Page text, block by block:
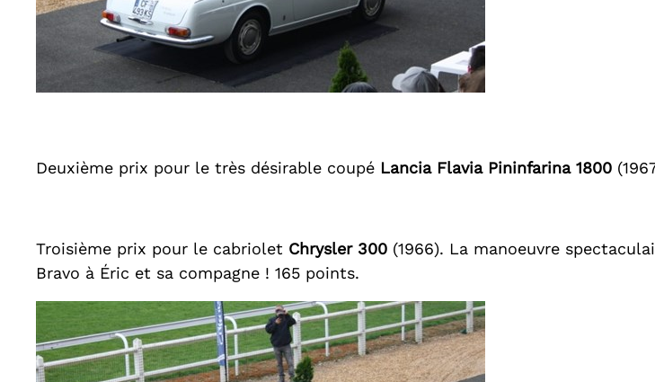
Deuxième prix pour le très désirable coupé Lancia Flavia Pininfarina 1800
Troisième prix pour le cabriolet Chrysler 300 (1966). La manoeuvre
Bravo à Éric et sa compagne ! 165 points.